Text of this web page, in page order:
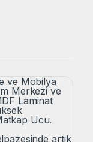
ve Mobilya
Merkezi ve
Laminat
Ucu.
artık